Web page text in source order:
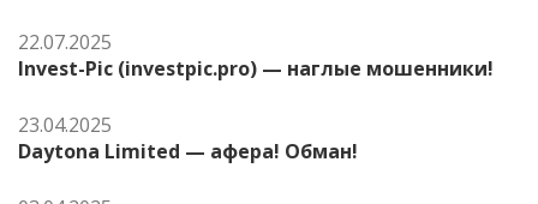
22.07.2025
Invest-Pic (investpic.pro) — наглые мошенники!
23.04.2025
Daytona Limited — афера! Обман!